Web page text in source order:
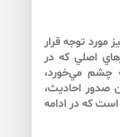
مورد توجه قرار
اصلي كه در
چشم مي‌‌خورد،
صدور احاديث،
كه در ادامه